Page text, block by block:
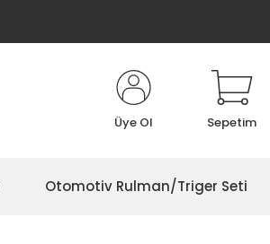
Üye Ol Sepetim
Otomotiv Rulman/Triger Seti